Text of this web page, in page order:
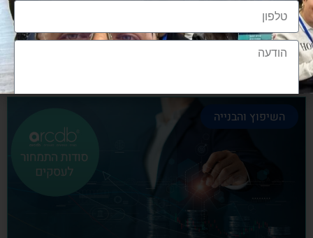
שיתופי פעולה בענף העיצוב והבניה הם מתכון הכרחי
להצלחה, לנו בארכדיבי יש את הניסיון והיכולת
אלעד גרגיר - מייסד ומנכ"ל arcdb
השיפוץ והבנייה
הצטרפות לקהילה